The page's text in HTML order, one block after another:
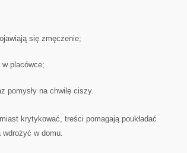
się zmęczenie;
placówce;
pomysły na chwilę ciszy.
krytykować, treści pomagają poukładać
wdrożyć w domu.